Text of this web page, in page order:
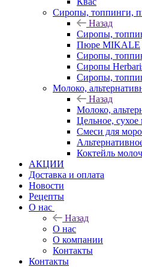
Сиропы, топпинги,
Назад
Сиропы,
Пюре MIKALE
Сиропы,
Сиропы
Сиропы,
Молоко,
Назад
Молоко,
Цельное, сухое
Смеси для
Коктейль
АКЦИИ
Доставка и оплата
Новости
Рецепты
О нас
Назад
О нас
О компании
Контакты
Контакты